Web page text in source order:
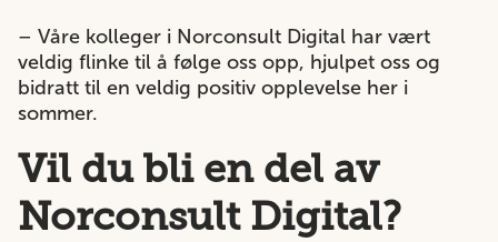
– Våre kolleger i Norconsult Digital har vært
veldig flinke til å følge oss opp, hjulpet oss og
bidratt til en veldig positiv opplevelse her i
sommer.
Vil du bli en del av
Norconsult Digital?